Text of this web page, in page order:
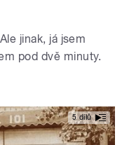
jinak, já jsem
pod dvě minuty.
5 dílů